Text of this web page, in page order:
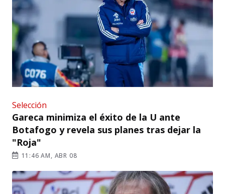
Selección
Gareca minimiza el éxito de la U ante
Botafogo y revela sus planes tras dejar la
"Roja"
11:46 AM, ABR 08